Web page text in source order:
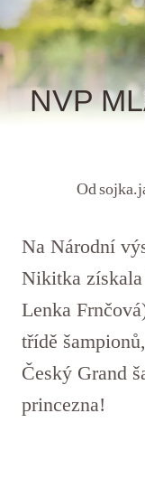
NVP
Od
Na Národní
Nikitka
Lenka
třídě
Český Grand
princezna!